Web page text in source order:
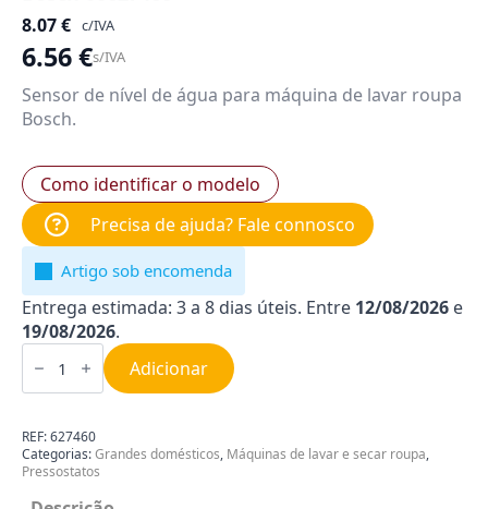
8.07€ c/IVA
6.56€s/IVA
Sensor de nível de água para máquina de lavar roupa
Bosch.
Como identificar o modelo
Precisa de ajuda? Fale connosco
Artigo sob encomenda
Entrega estimada: 3 a 8 dias úteis. Entre 12/08/2026 e
19/08/2026.
Quantidade
de
Pressostato
para
de
Lavar
Roupa
Bosch
00627460
Adicionar
REF:627460
Categorias:Grandes domésticos, Máquinas de lavar e secar roupa,
Pressostatos